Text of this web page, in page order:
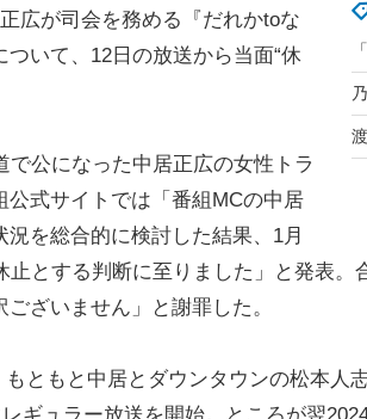
広が司会を務める『だれかtoな
いて、12日の放送から当面“休
公になった中居正広の女性トラ
公式サイトでは「番組MCの中居
を総合的に検討した結果、1月
止とする判断に至りました」と発表
ざいません」と謝罪した。
ともと中居とダウンタウンの松本人